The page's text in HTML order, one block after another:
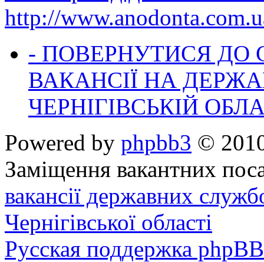
http://
- ПОВЕРНУТИСЯ ДО
ВАКАНСІЇ НА
ЧЕРНІГІВСЬКІЙ
Powered by phpbb3 ©
Заміщення вакантних
вакансії державних
Чернігівської області
Русская поддержка phpBB